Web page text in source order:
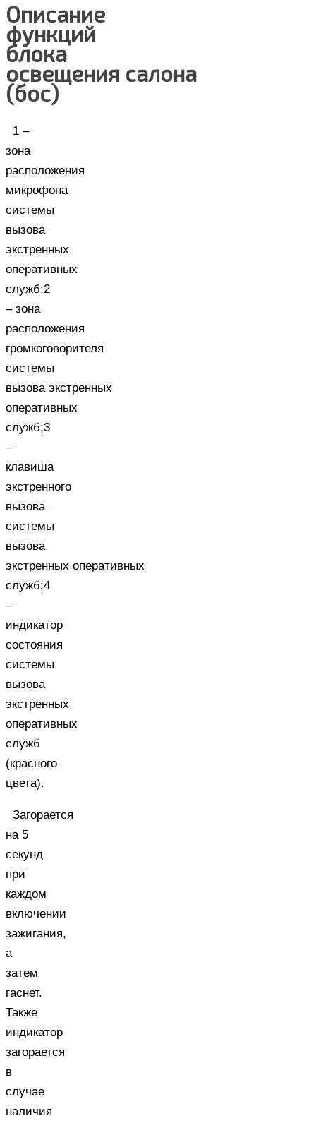
Описание
функций
блока
освещения салона
(бос)
1 –
зона
расположения
микрофона
системы
вызова
экстренных
оперативных
служб;2
– зона
расположения
громкоговорителя
системы
вызова экстренных
оперативных
служб;3
–
клавиша
экстренного
вызова
системы
вызова
экстренных оперативных
служб;4
–
индикатор
состояния
системы
вызова
экстренных
оперативных
служб
(красного
цвета).
Загорается
на 5
секунд
при
каждом
включении
зажигания,
а
затем
гаснет.
Также
индикатор
загорается
в
случае
наличия